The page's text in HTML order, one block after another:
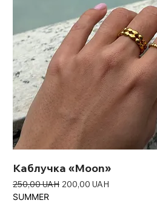
Каблучка «Moon»
Звичайна ціна
250,00 UAH За розпродажем
200,00 UAH
SUMMER